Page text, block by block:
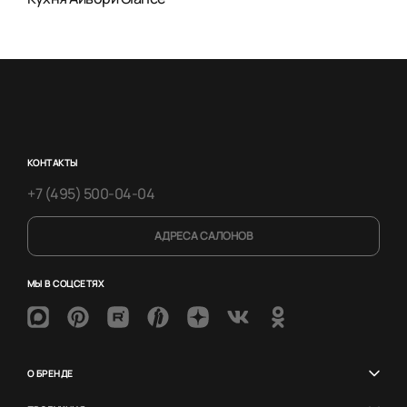
КОНТАКТЫ
+7 (495) 500-04-04
АДРЕСА САЛОНОВ
МЫ В СОЦСЕТЯХ
О БРЕНДЕ